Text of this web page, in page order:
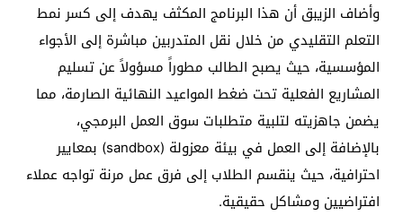
وأضاف الزيبق أن هذا البرنامج المكثف يهدف إلى كسر نمط
التعلم التقليدي من خلال نقل المتدربين مباشرة إلى الأجواء
المؤسسية، حيث يصبح الطالب مطوراً مسؤولاً عن تسليم
المشاريع الفعلية تحت ضغط المواعيد النهائية الصارمة، مما
يضمن جاهزيته لتلبية متطلبات سوق العمل البرمجي،
بالإضافة إلى العمل في بيئة معزولة (sandbox) بمعايير
احترافية، حيث ينقسم الطلاب إلى فرق عمل مرنة تواجه عملاء
افتراضيين ومشاكل حقيقية.